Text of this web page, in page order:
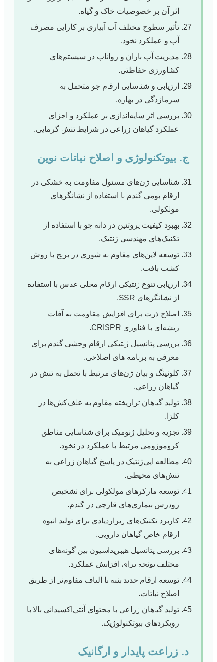
اثر آن بر خصوصیات خاک و گیاه.
تأثیر سطوح مختلف آب آبیاری بر کارایی مصرف
آب و عملکرد نخود.
مدیریت آب باران و رواناب در سیستم‌های
کشاورزی حفاظتی.
ارزیابی و شناسایی ارقام جو متحمل به
سرمازدگی در بهاره.
بررسی اثر سایه‌اندازی بر عملکرد و اجزای
عملکرد گیاهان زراعی در شرایط تنش گرمایی.
ج. بیوتکنولوژی و اصلاح نباتات نوین
شناسایی ژن‌های مسئول مقاومت به خشکی در
ارقام بومی گندم با استفاده از نشانگرهای
مولکولی.
بهبود کیفیت پروتئین در دانه جو با استفاده از
تکنیک‌های مهندسی ژنتیک.
توسعه لاین‌های مقاوم به شوری در برنج با روش
کشت بافت.
ارزیابی تنوع ژنتیکی ارقام محلی عدس با استفاده
از نشانگرهای SSR.
اصلاح ذرت برای افزایش مقاومت به آفات
ریشه‌ای با فناوری CRISPR.
بررسی پتانسیل ژنتیکی ارقام وحشی گندم برای
معرفی به برنامه های اصلاحی.
کلونینگ و بیان ژن‌های مرتبط با تحمل به تنش در
گیاهان زراعی.
تولید گیاهان تراریخته مقاوم به علف‌کش‌ها در
کلزا.
تجزیه و تحلیل ژنومیک برای شناسایی مناطق
کروموزومی مرتبط با عملکرد در نخود.
مطالعه اپی‌ژنتیک در پاسخ گیاهان زراعی به
تنش‌های محیطی.
توسعه مارکرهای مولکولی برای تشخیص
زودرس بیماری‌های قارچی در گندم.
کاربرد تکنیک‌های ریزازدیادی برای تولید انبوه
ارقام خاص گیاهان دارویی.
بررسی پتانسیل هیبریداسیون بین گونه‌های
مختلف یونجه برای افزایش عملکرد.
توسعه ارقام جدید پنبه با الیاف مقاوم‌تر از طریق
اصلاح نباتات.
تولید گیاهان زراعی با محتوای آنتی‌اکسیدانی بالا با
رویکردهای بیوتکنولوژیک.
د. زراعت پایدار و ارگانیک